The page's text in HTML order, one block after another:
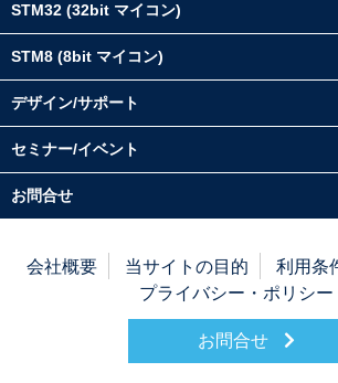
STM32 (32bit マイコン)
STM8 (8bit マイコン)
デザイン/サポート
セミナー/イベント
お問合せ
お問合せ
会社概要 当サイトの目的 利用条
プライバシー・ポリシー